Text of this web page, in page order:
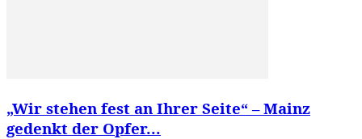
„Wir stehen fest an Ihrer Seite“ – Mainz
gedenkt der Opfer...